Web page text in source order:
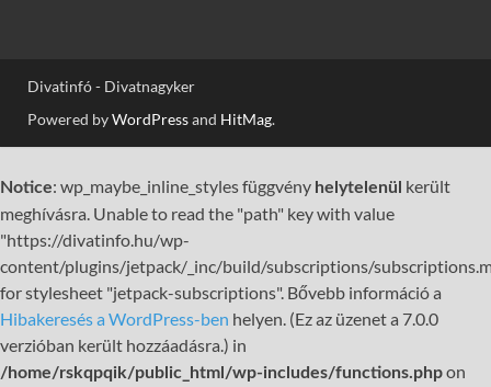
Divatinfó - Divatnagyker
Powered byWordPressand HitMag.
Notice: wp_maybe_inline_styles függvény helytelenül került
meghívásra. Unable to read the "path" key with value
"https://divatinfo.hu/wp-
content/plugins/jetpack/_inc/build/subscriptions/
for stylesheet "jetpack-subscriptions". Bővebb információ a
Hibakeresés a WordPress-ben helyen. (Ez az üzenet a 7.0.0
verzióban került hozzáadásra.) in
/home/rskqpqik/public_html/wp-includes/functions.phpon